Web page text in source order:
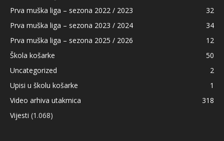
Prva muška liga – sezona 2022 / 2023
32
Prva muška liga – sezona 2023 / 2024
34
Prva muška liga – sezona 2025 / 2026
12
Škola košarke
50
Uncategorized
2
Upisi u školu košarke
1
Video arhiva utakmica
318
Vijesti (1.068)